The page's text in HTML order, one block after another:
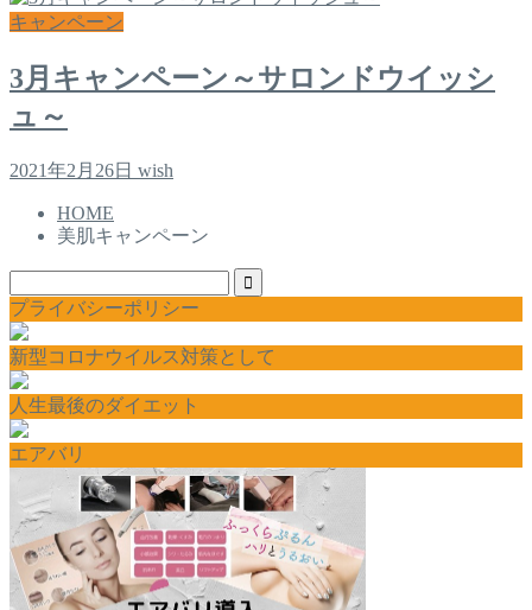
キャンペーン
3月キャンペーン～サロンドウイッシ
ュ～
2021年2月26日 wish
HOME
美肌キャンペーン
プライバシーポリシー
新型コロナウイルス対策として
人生最後のダイエット
エアバリ